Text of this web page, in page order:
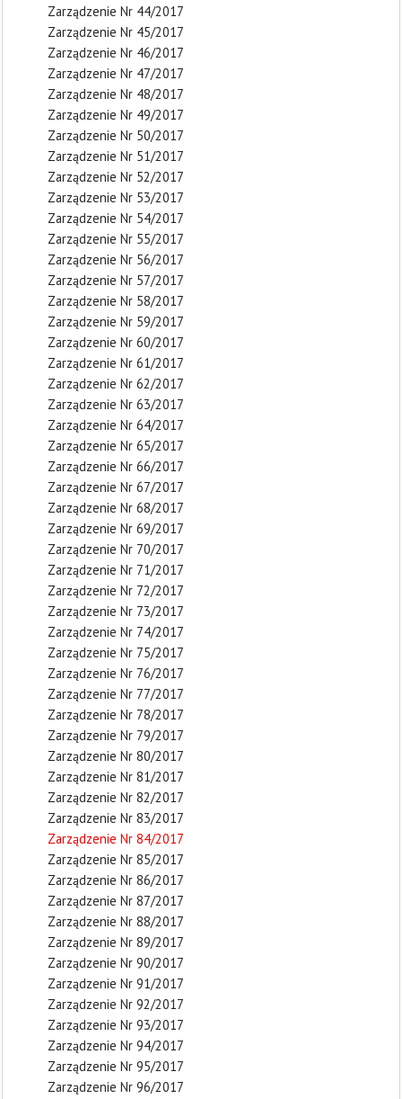
Zarządzenie Nr 44/2017
Zarządzenie Nr 45/2017
Zarządzenie Nr 46/2017
Zarządzenie Nr 47/2017
Zarządzenie Nr 48/2017
Zarządzenie Nr 49/2017
Zarządzenie Nr 50/2017
Zarządzenie Nr 51/2017
Zarządzenie Nr 52/2017
Zarządzenie Nr 53/2017
Zarządzenie Nr 54/2017
Zarządzenie Nr 55/2017
Zarządzenie Nr 56/2017
Zarządzenie Nr 57/2017
Zarządzenie Nr 58/2017
Zarządzenie Nr 59/2017
Zarządzenie Nr 60/2017
Zarządzenie Nr 61/2017
Zarządzenie Nr 62/2017
Zarządzenie Nr 63/2017
Zarządzenie Nr 64/2017
Zarządzenie Nr 65/2017
Zarządzenie Nr 66/2017
Zarządzenie Nr 67/2017
Zarządzenie Nr 68/2017
Zarządzenie Nr 69/2017
Zarządzenie Nr 70/2017
Zarządzenie Nr 71/2017
Zarządzenie Nr 72/2017
Zarządzenie Nr 73/2017
Zarządzenie Nr 74/2017
Zarządzenie Nr 75/2017
Zarządzenie Nr 76/2017
Zarządzenie Nr 77/2017
Zarządzenie Nr 78/2017
Zarządzenie Nr 79/2017
Zarządzenie Nr 80/2017
Zarządzenie Nr 81/2017
Zarządzenie Nr 82/2017
Zarządzenie Nr 83/2017
Zarządzenie Nr 84/2017
Zarządzenie Nr 85/2017
Zarządzenie Nr 86/2017
Zarządzenie Nr 87/2017
Zarządzenie Nr 88/2017
Zarządzenie Nr 89/2017
Zarządzenie Nr 90/2017
Zarządzenie Nr 91/2017
Zarządzenie Nr 92/2017
Zarządzenie Nr 93/2017
Zarządzenie Nr 94/2017
Zarządzenie Nr 95/2017
Zarządzenie Nr 96/2017